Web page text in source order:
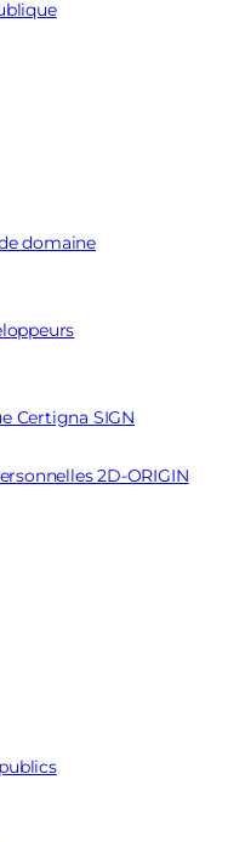
domaine
Certigna SIGN
2D-ORIGIN